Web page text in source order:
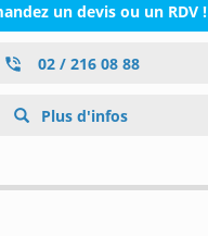
un devis ou un RDV !
02 / 216 08 88
Plus d'infos